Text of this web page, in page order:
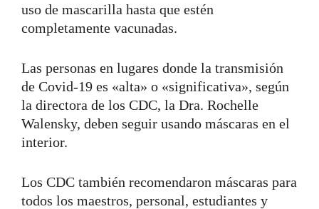
uso de mascarilla hasta que estén
completamente vacunadas.
Las personas en lugares donde la transmisión
de Covid-19 es «alta» o «significativa», según
la directora de los CDC, la Dra. Rochelle
Walensky, deben seguir usando máscaras en el
interior.
Los CDC también recomendaron máscaras para
todos los maestros, personal, estudiantes y